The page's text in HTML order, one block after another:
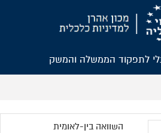
לתפקוד הממשלה והמשק
השוואה בין-לאומית